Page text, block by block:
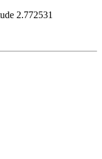
2.772531